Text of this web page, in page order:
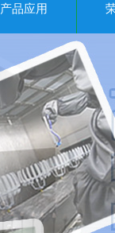
产品应用